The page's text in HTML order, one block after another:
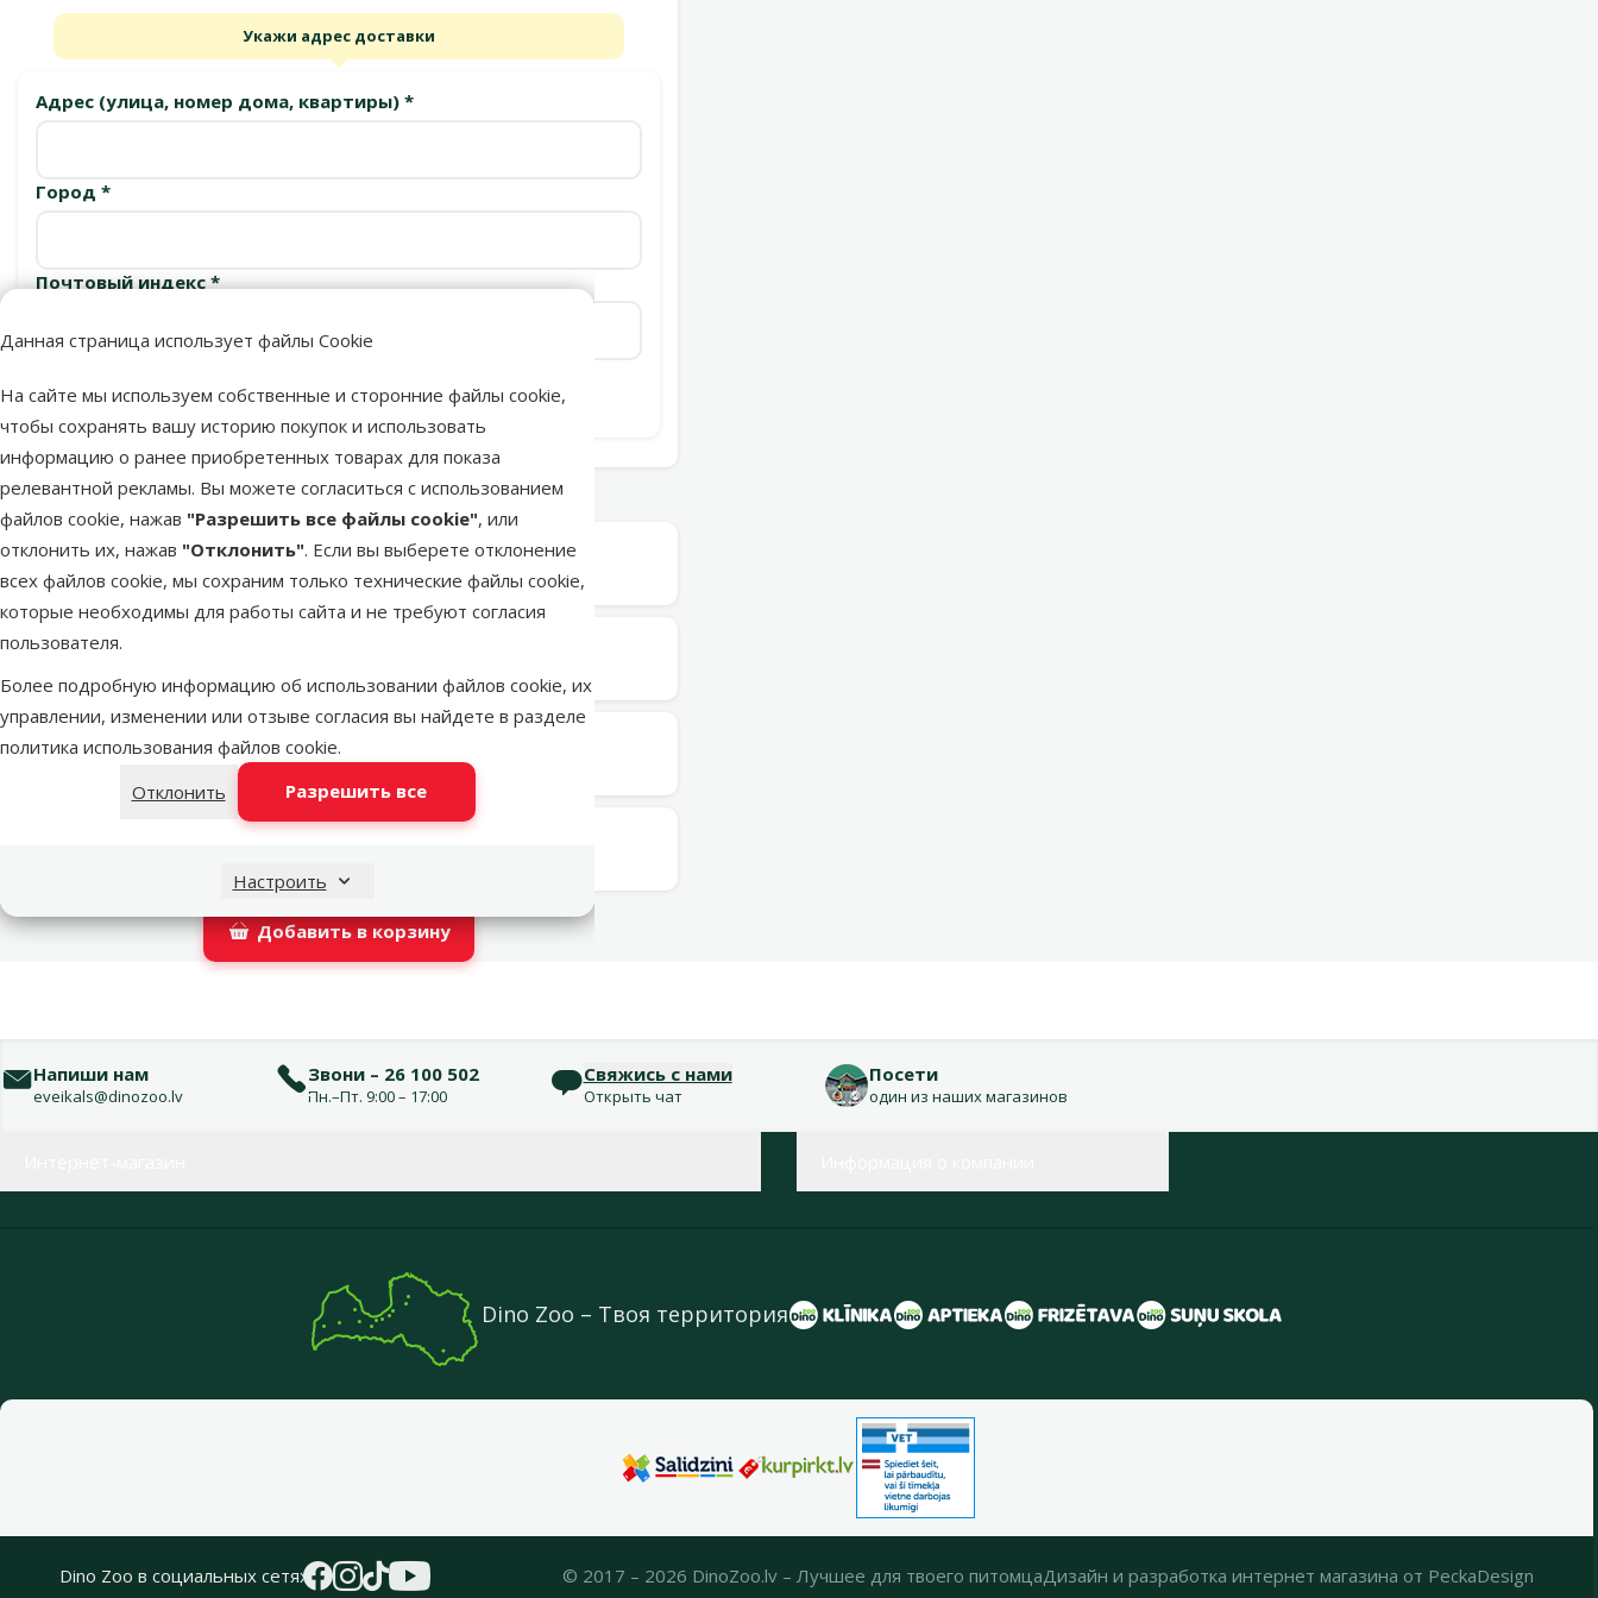
Данная страница использует файлы Cookie
На сайте мы используем собственные и сторонние файлы cookie,
чтобы сохранять вашу историю покупок и использовать
информацию о ранее приобретенных товарах для показа
релевантной рекламы. Вы можете согласиться с использованием
файлов cookie, нажав "Разрешить все файлы cookie", или
отклонить их, нажав "Отклонить". Если вы выберете отклонение
всех файлов cookie, мы сохраним только технические файлы cookie,
которые необходимы для работы сайта и не требуют согласия
пользователя.
Более подробную информацию об использовании файлов cookie, их
управлении, изменении или отзыве согласия вы найдете в разделе
политика использования файлов cookie.
Отклонить
Разрешить все
Настроить
Укажи адрес доставки
Адрес (улица, номер дома, квартиры) *
Город *
Почтовый индекс *
Подтвердить
LATVIJAS PASTS почтовое отделение во вторник
OMNIVA пакоматы
Добавить в корзину
Напиши нам
eveikals@dinozoo.lv
Звони – 26 100 502
Пн.–Пт. 9:00 – 17:00
Свяжись с нами
Открыть чат
Посети
один из наших магазинов
Dino Zoo – Твоя территория
Dino Zoo в социальных сетях © 2017 – 2026 DinoZoo.lv – Лучшее для твоего питомцаДизайн и разработка интернет магазина от PeckaDesign